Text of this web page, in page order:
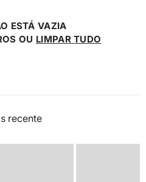
ESTÁ VAZIA
OU LIMPAR TUDO
recente